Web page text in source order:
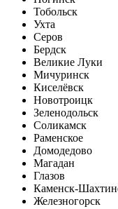
Тобольск
Ухта
Серов
Бердск
Великие Луки
Мичуринск
Киселёвск
Новотроицк
Зеленодольск
Соликамск
Раменское
Домодедово
Магадан
Глазов
Каменск-
Железногорск